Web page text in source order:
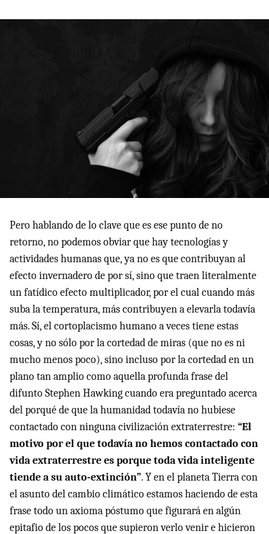
Pero hablando de lo clave que es ese punto de no
retorno, no podemos obviar que hay tecnologías y
actividades humanas que, ya no es que contribuyan al
efecto invernadero de por sí, sino que traen literalmente
un fatídico efecto multiplicador, por el cual cuando más
suba la temperatura, más contribuyen a elevarla todavía
más. Sí, el cortoplacismo humano a veces tiene estas
cosas, y no sólo por la cortedad de miras (que no es ni
mucho menos poco), sino incluso por la cortedad en un
plano tan amplio como aquella profunda frase del
difunto Stephen Hawking cuando era preguntado acerca
del porqué de que la humanidad todavía no hubiese
contactado con ninguna civilización extraterrestre: “El
motivo por el que todavía no hemos contactado con
vida extraterrestre es porque toda vida inteligente
tiende a su auto-extinción”. Y en el planeta Tierra con
el asunto del cambio climático estamos haciendo de esta
frase todo un axioma póstumo que figurará en algún
epitafio de los pocos que supieron verlo venir e hicieron